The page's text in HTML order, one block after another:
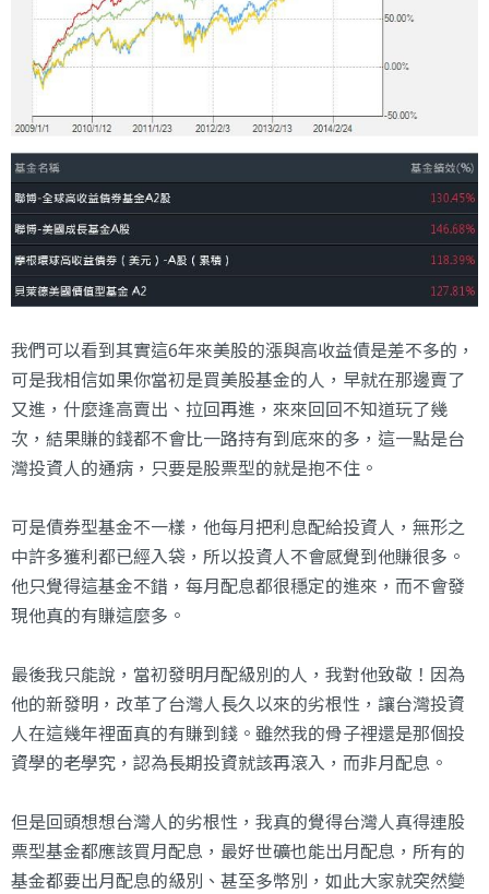
我們可以看到其實這6年來美股的漲與高收益債是差不多的，
可是我相信如果你當初是買美股基金的人，早就在那邊賣了
又進，什麼逢高賣出、拉回再進，來來回回不知道玩了幾
次，結果賺的錢都不會比一路持有到底來的多，這一點是台
灣投資人的通病，只要是股票型的就是抱不住。
可是債券型基金不一樣，他每月把利息配給投資人，無形之
中許多獲利都已經入袋，所以投資人不會感覺到他賺很多。
他只覺得這基金不錯，每月配息都很穩定的進來，而不會發
現他真的有賺這麼多。
最後我只能說，當初發明月配級別的人，我對他致敬！因為
他的新發明，改革了台灣人長久以來的劣根性，讓台灣投資
人在這幾年裡面真的有賺到錢。雖然我的骨子裡還是那個投
資學的老學究，認為長期投資就該再滾入，而非月配息。
但是回頭想想台灣人的劣根性，我真的覺得台灣人真得連股
票型基金都應該買月配息，最好世礦也能出月配息，所有的
基金都要出月配息的級別、甚至多幣別，如此大家就突然變